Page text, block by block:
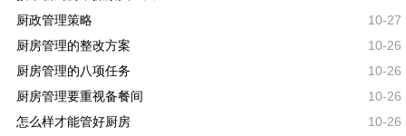
厨政管理策略
10-27
厨房管理的整改方案
10-26
厨房管理的八项任务
10-26
厨房管理要重视备餐间
10-26
怎么样才能管好厨房
10-26